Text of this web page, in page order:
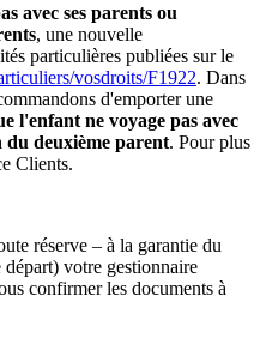
avec ses parents ou
, une nouvelle
particulières publiées sur le
vosdroits/F1922. Dans
d'emporter une
l'enfant ne voyage pas avec
du deuxième parent. Pour plus
Clients.
réserve – à la garantie du
votre gestionnaire
confirmer les documents à